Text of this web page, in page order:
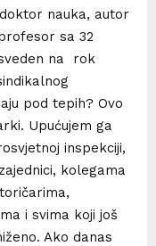
nauka, autor
sa 32
na rok
pod tepih? Ovo
Upućujem ga
inspekciji,
kolegama
i svima koji još
Ako danas